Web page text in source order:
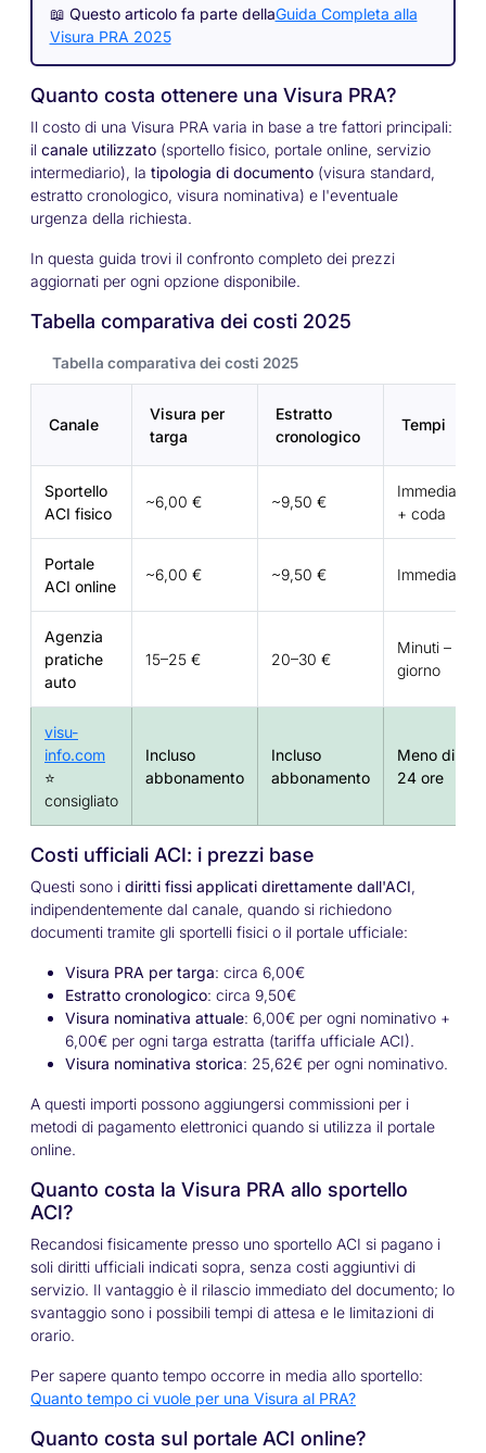
📖 Questo articolo fa parte dellaGuida Completa alla
Visura PRA 2025
Quanto costa ottenere una Visura PRA?
Il costo di una Visura PRA varia in base a tre fattori principali:
il canale utilizzato (sportello fisico, portale online, servizio
intermediario), la tipologia di documento (visura standard,
estratto cronologico, visura nominativa) e l'eventuale
urgenza della richiesta.
In questa guida trovi il confronto completo dei prezzi
aggiornati per ogni opzione disponibile.
Tabella comparativa dei costi 2025
Tabella comparativa dei costi 2025
Canale
Visura per
targa
Estratto
cronologico
Tempi
Sportello
ACI fisico
~6,00 € ~9,50 €
Immediato
+ coda
Portale
ACI online
~6,00 € ~9,50 € Immediato
Agenzia
pratiche
auto
15–25 € 20–30 €
Minuti – 1
giorno
visu-
info.com
⭐
consigliato
Incluso
abbonamento
Incluso
abbonamento
Meno di
24 ore
Costi ufficiali ACI: i prezzi base
Questi sono i diritti fissi applicati direttamente dall'ACI,
indipendentemente dal canale, quando si richiedono
documenti tramite gli sportelli fisici o il portale ufficiale:
Visura PRA per targa: circa 6,00€
Estratto cronologico: circa 9,50€
Visura nominativa attuale: 6,00€ per ogni nominativo +
6,00€ per ogni targa estratta (tariffa ufficiale ACI).
Visura nominativa storica: 25,62€ per ogni nominativo.
A questi importi possono aggiungersi commissioni per i
metodi di pagamento elettronici quando si utilizza il portale
online.
Quanto costa la Visura PRA allo sportello
ACI?
Recandosi fisicamente presso uno sportello ACI si pagano i
soli diritti ufficiali indicati sopra, senza costi aggiuntivi di
servizio. Il vantaggio è il rilascio immediato del documento; lo
svantaggio sono i possibili tempi di attesa e le limitazioni di
orario.
Per sapere quanto tempo occorre in media allo sportello:
Quanto tempo ci vuole per una Visura al PRA?
Quanto costa sul portale ACI online?